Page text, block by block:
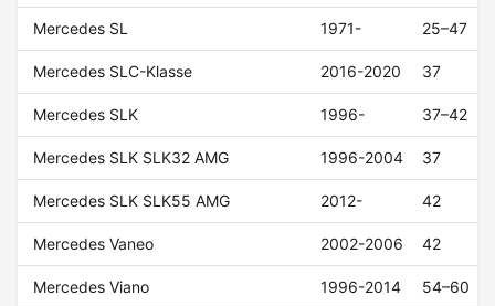
Mercedes SL 1971- 25–47
Mercedes SLC-Klasse 2016-2020 37
Mercedes SLK 1996- 37–42
Mercedes SLK SLK32 AMG 1996-2004 37
Mercedes SLK SLK55 AMG 2012- 42
Mercedes Vaneo 2002-2006 42
Mercedes Viano 1996-2014 54–60